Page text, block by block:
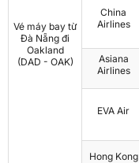
Vé máy bay từ
Đà Nẵng đi
Oakland
(DAD - OAK)
China
Airlines
Asiana
Airlines
EVA Air
Hong Kong